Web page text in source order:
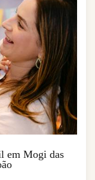
em Mogi das